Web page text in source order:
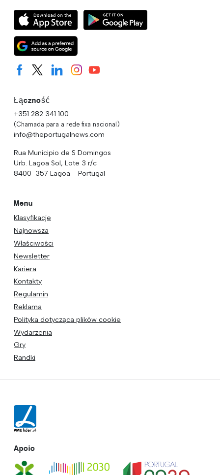
Łączność
+351 282 341 100
(Chamada para a rede fixa nacional)
info@theportugalnews.com
Rua Municipio de S Domingos
Urb. Lagoa Sol, Lote 3 r/c
8400-357 Lagoa - Portugal
Menu
Klasyfikacje
Najnowsza
Właściwości
Newsletter
Kariera
Kontakty
Regulamin
Reklama
Polityka dotycząca plików cookie
Wydarzenia
Gry
Randki
Apoio